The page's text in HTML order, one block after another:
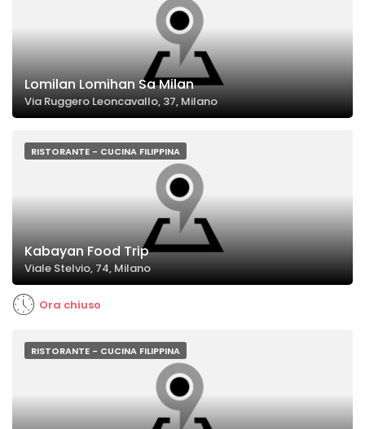
Lomilan Lomihan Sa Milan
Via Ruggero Leoncavallo, 37, Milano
RISTORANTE - CUCINA FILIPPINA
Kabayan Food Trip
Viale Stelvio, 74, Milano
Ora chiuso
RISTORANTE - CUCINA FILIPPINA